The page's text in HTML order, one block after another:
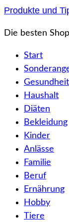
Zum
springen
Produkte und
Die besten
Start
Gesundheit
Haushalt
Diäten
Bekleidung
Kinder
Anlässe
Familie
Beruf
Ernährung
Hobby
Tiere